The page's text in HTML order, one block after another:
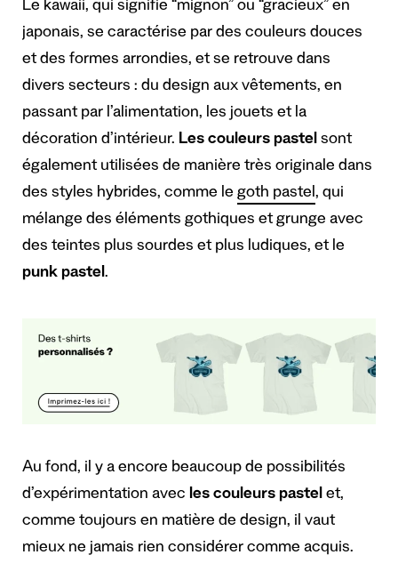
Le kawaii, qui signifie “mignon” ou “gracieux” en
japonais, se caractérise par des couleurs douces
et des formes arrondies, et se retrouve dans
divers secteurs : du design aux vêtements, en
passant par l’alimentation, les jouets et la
décoration d’intérieur. Les couleurs pastel sont
également utilisées de manière très originale dans
des styles hybrides, comme le goth pastel, qui
mélange des éléments gothiques et grunge avec
des teintes plus sourdes et plus ludiques, et le
punk pastel.
Au fond, il y a encore beaucoup de possibilités
d’expérimentation avec les couleurs pastel et,
comme toujours en matière de design, il vaut
mieux ne jamais rien considérer comme acquis.